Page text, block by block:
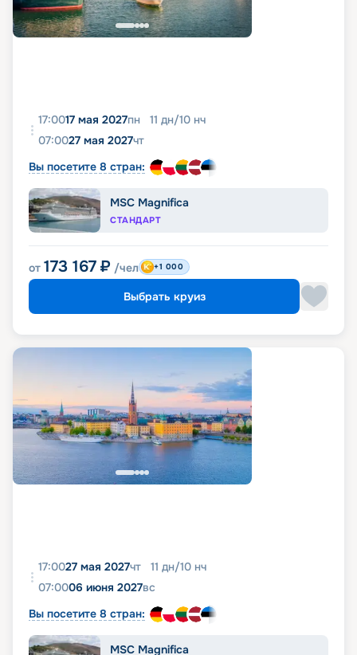
17:0017 мая 2027пн 11 дн/10 нч
07:0027 мая 2027чт
Вы посетите 8 стран:
MSC Magnifica
СТАНДАРТ
от 173 167 ₽ /чел +1 000
Выбрать круиз
17:0027 мая 2027чт 11 дн/10 нч
07:0006 июня 2027вс
Вы посетите 8 стран:
MSC Magnifica